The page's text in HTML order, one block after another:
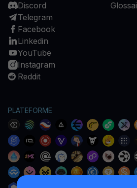
Discord
Telegram
Facebook
Linkedin
YouTube
Instagram
Reddit
PLATEFORME